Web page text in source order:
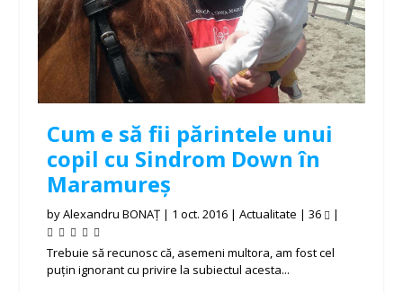
Cum e să fii părintele unui
copil cu Sindrom Down în
Maramureș
byAlexandru BONAȚ | 1 oct. 2016 |Actualitate |36 |
Trebuie să recunosc că, asemeni multora, am fost cel
puțin ignorant cu privire la subiectul acesta...